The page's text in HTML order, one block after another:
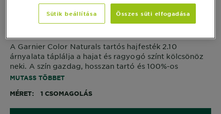
Color Naturals tartós hajfesték -
2.10 Kékesfekete
A Garnier Color Naturals tartós hajfesték 2.10
árnyalata táplálja a hajat és ragyogó színt kölcsönöz
neki. A szín gazdag, hosszan tartó és 100%-os
őszhajfedést biztosít.
MUTASS TÖBBET
MÉRET 1 CSOMAGOLÁS
Sütik beállítása Összes süti elfogadása